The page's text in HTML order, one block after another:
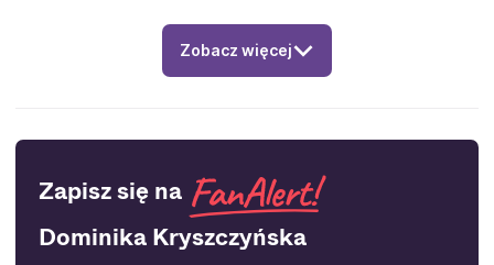
Zobacz więcej
Zapisz się na
Dominika Kryszczyńska